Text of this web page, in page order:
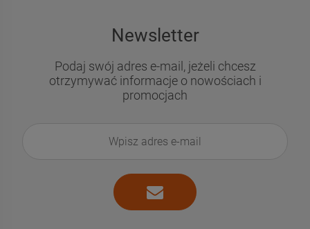
Newsletter
Podaj swój adres e-mail, jeżeli chcesz
otrzymywać informacje o nowościach i
promocjach